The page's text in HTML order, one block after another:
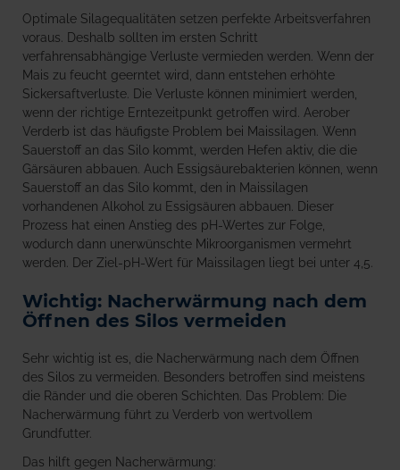
Optimale Silagequalitäten setzen perfekte Arbeitsverfahren
voraus. Deshalb sollten im ersten Schritt
verfahrensabhängige Verluste vermieden werden. Wenn der
Mais zu feucht geerntet wird, dann entstehen erhöhte
Sickersaftverluste. Die Verluste können minimiert werden,
wenn der richtige Erntezeitpunkt getroffen wird. Aerober
Verderb ist das häufigste Problem bei Maissilagen. Wenn
Sauerstoff an das Silo kommt, werden Hefen aktiv, die die
Gärsäuren abbauen. Auch Essigsäurebakterien können, wenn
Sauerstoff an das Silo kommt, den in Maissilagen
vorhandenen Alkohol zu Essigsäuren abbauen. Dieser
Prozess hat einen Anstieg des pH-Wertes zur Folge,
wodurch dann unerwünschte Mikroorganismen vermehrt
werden. Der Ziel-pH-Wert für Maissilagen liegt bei unter 4,5.
Wichtig: Nacherwärmung nach dem
Öffnen des Silos vermeiden
Sehr wichtig ist es, die Nacherwärmung nach dem Öffnen
des Silos zu vermeiden. Besonders betroffen sind meistens
die Ränder und die oberen Schichten. Das Problem: Die
Nacherwärmung führt zu Verderb von wertvollem
Grundfutter.
Das hilft gegen Nacherwärmung: